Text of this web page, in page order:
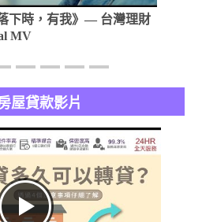
下時，有我》— 台灣理財
MV
屋貸款影片